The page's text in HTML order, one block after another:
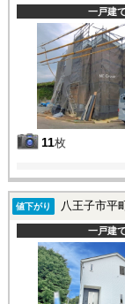
一戸建て
11枚
値下がり 八王子市平
一戸建て